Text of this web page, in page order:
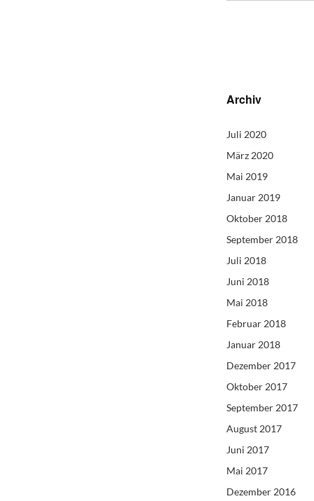
Archiv
Juli 2020
März 2020
Mai 2019
Januar 2019
Oktober 2018
September 2018
Juli 2018
Juni 2018
Mai 2018
Februar 2018
Januar 2018
Dezember 2017
Oktober 2017
September 2017
August 2017
Juni 2017
Mai 2017
Dezember 2016